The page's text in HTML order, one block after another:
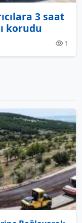
3 saat
korudu
1